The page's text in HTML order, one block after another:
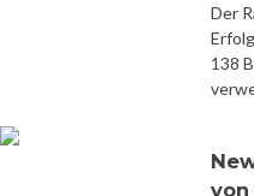
Der
138
von